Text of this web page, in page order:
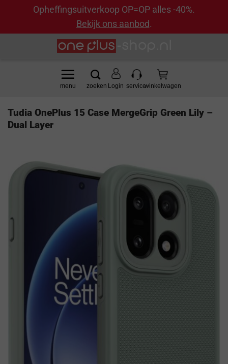
Opheffingsuitverkoop OP=OP alles -40%.
Bekijk ons aanbod.
Login
Tudia OnePlus 15 Case MergeGrip Green Lily –
Dual Layer